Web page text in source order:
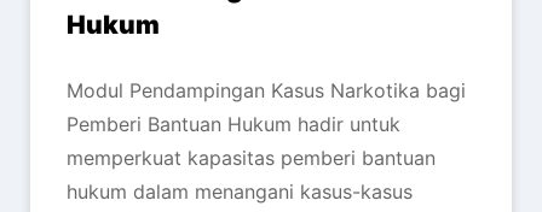
Hukum
Modul Pendampingan Kasus Narkotika bagi
Pemberi Bantuan Hukum hadir untuk
memperkuat kapasitas pemberi bantuan
hukum dalam menangani kasus-kasus